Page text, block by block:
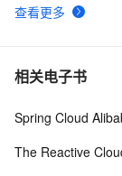
查看更多
相关电子书
Spring Cloud
The Reactive